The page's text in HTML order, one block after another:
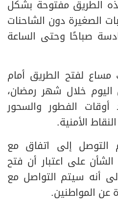
الطريق مفتوحة بشكل
الصغيرة دون الشاحنات
صباحًا وحتى الساعة
مساع لفتح الطريق أمام
اليوم خلال شهر رمضان،
أوقات الفطور والسحور
الأمنية.
التوصل إلى اتفاق مع
على اعتبار أن فتح
أنه سيتم التواصل مع
عن المواطنين.